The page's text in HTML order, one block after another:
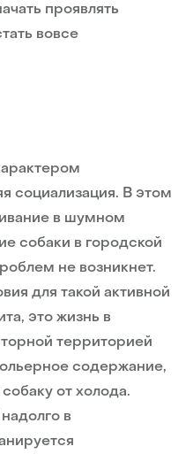
проявлять
вовсе
социализация. В этом
в шумном
собаки в городской
не возникнет.
для такой активной
это жизнь в
территорией
содержание,
от холода.
надолго в